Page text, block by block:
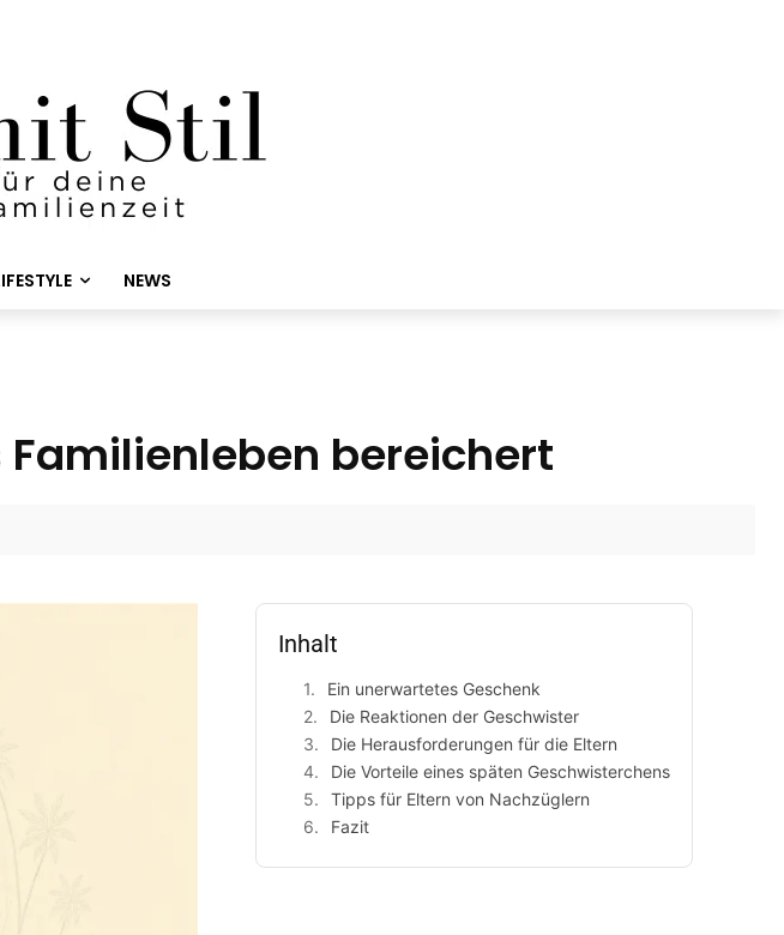
NEWS
bereichert
Inhalt
Ein unerwartetes Geschenk
Die Reaktionen der Geschwister
Die Herausforderungen für die Eltern
Die Vorteile eines späten Geschwisterchens
Tipps für Eltern von Nachzüglern
Fazit